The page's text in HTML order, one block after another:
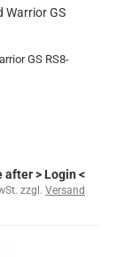
Warrior GS
GS RS8-
after> Login <
zzgl. Versand